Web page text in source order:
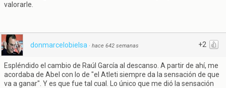
valorarle.
+2
donmarcelobielsa · hace 642 semanas
Espléndido el cambio de Raúl García al descanso. A partir de ahí, me
acordaba de Abel con lo de "el Atleti siempre da la sensación de que
va a ganar". Y es que fue tal cual. Lo único que me dió la sensación